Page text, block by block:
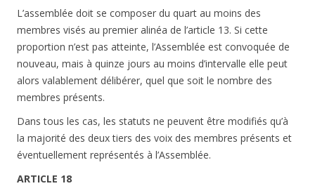
L’assemblée doit se composer du quart au moins des
membres visés au premier alinéa de l’article 13. Si cette
proportion n’est pas atteinte, l’Assemblée est convoquée de
nouveau, mais à quinze jours au moins d’intervalle elle peut
alors valablement délibérer, quel que soit le nombre des
membres présents.
Dans tous les cas, les statuts ne peuvent être modifiés qu’à
la majorité des deux tiers des voix des membres présents et
éventuellement représentés à l’Assemblée.
ARTICLE 18